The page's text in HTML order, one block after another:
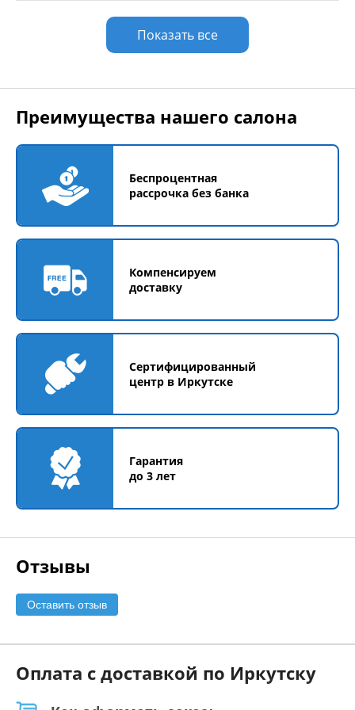
Показать все
Преимущества нашего салона
Беспроцентная
рассрочка без банка
Компенсируем
доставку
Сертифицированный
центр в Иркутске
Гарантия
до 3 лет
Отзывы
Оставить отзыв
Оплата с доставкой по Иркутску